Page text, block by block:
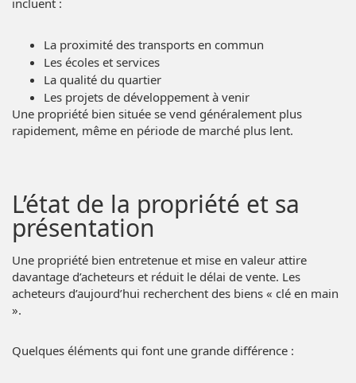
La proximité des transports en commun
Les écoles et services
La qualité du quartier
Les projets de développement à venir
Une propriété bien située se vend généralement plus
rapidement, même en période de marché plus lent.
L’état de la propriété et sa
présentation
Une propriété bien entretenue et mise en valeur attire
davantage d’acheteurs et réduit le délai de vente. Les
acheteurs d’aujourd’hui recherchent des biens « clé en main
».
Quelques éléments qui font une grande différence :